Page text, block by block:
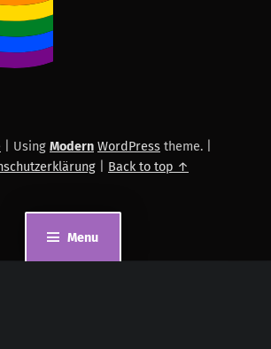
Menu
Using Modern WordPress theme.
Back to top ↑